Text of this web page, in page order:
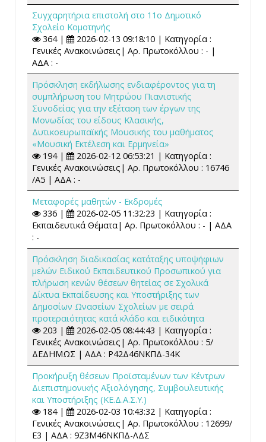
Συγχαρητήρια επιστολή στο 11ο Δημοτικό
Σχολείο Κομοτηνής
364 |
2026-02-13 09:18:10 | Κατηγορία :
Γενικές Ανακοινώσεις| Αρ. Πρωτοκόλλου : - |
ΑΔΑ : -
Πρόσκληση εκδήλωσης ενδιαφέροντος για τη
συμπλήρωση του Μητρώου Πιανιστικής
Συνοδείας για την εξέταση των έργων της
Μονωδίας του είδους Κλασικής,
Δυτικοευρωπαϊκής Μουσικής του μαθήματος
«Μουσική Εκτέλεση και Ερμηνεία»
194 |
2026-02-12 06:53:21 | Κατηγορία :
Γενικές Ανακοινώσεις| Αρ. Πρωτοκόλλου : 16746
/A5 | ΑΔΑ : -
Μεταφορές μαθητών - Εκδρομές
336 |
2026-02-05 11:32:23 | Κατηγορία :
Εκπαιδευτικά Θέματα| Αρ. Πρωτοκόλλου : - | ΑΔΑ
: -
Πρόσκληση διαδικασίας κατάταξης υποψήφιων
μελών Ειδικού Εκπαιδευτικού Προσωπικού για
πλήρωση κενών θέσεων θητείας σε Σχολικά
Δίκτυα Εκπαίδευσης και Υποστήριξης των
Δημοσίων Ωνασείων Σχολείων με σειρά
προτεραιότητας κατά κλάδο και ειδικότητα
203 |
2026-02-05 08:44:43 | Κατηγορία :
Γενικές Ανακοινώσεις| Αρ. Πρωτοκόλλου : 5/
ΔΕΔΗΜΩΣ | ΑΔΑ : Ρ42Δ46ΝΚΠΔ-34Κ
Προκήρυξη θέσεων Προϊσταμένων των Κέντρων
Διεπιστημονικής Αξιολόγησης, Συμβουλευτικής
και Υποστήριξης (ΚΕ.Δ.Α.Σ.Υ.)
184 |
2026-02-03 10:43:32 | Κατηγορία :
Γενικές Ανακοινώσεις| Αρ. Πρωτοκόλλου : 12699/
Ε3 | ΑΔΑ : 9Ζ3Μ46ΝΚΠΔ-ΛΔΣ